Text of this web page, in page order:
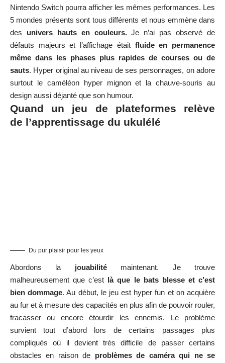
Nintendo Switch pourra afficher les mêmes performances. Les
5 mondes présents sont tous différents et nous emmène dans
des univers hauts en couleurs.Je n’ai pas observé de
défauts majeurs et l’affichage était fluide en permanence
même dans les phases plus rapides de courses ou de
sauts. Hyper original au niveau de ses personnages, on adore
surtout le caméléon hyper mignon et la chauve-souris au
design aussi déjanté que son humour.
Quand un jeu de plateformes relève
de l’apprentissage du ukulélé
Du pur plaisir pour les yeux
Abordons la jouabilitémaintenant. Je trouve
malheureusement que c’est
là que le bats blesse et c’est
bien dommage. Au début, le jeu est hyper fun et on acquière
au fur et à mesure des capacités en plus afin de pouvoir rouler,
fracasser ou encore étourdir les ennemis. Le problème
survient tout d’abord lors de certains passages plus
compliqués où il devient très difficile de passer certains
obstacles en raison de problèmes de caméra qui ne se